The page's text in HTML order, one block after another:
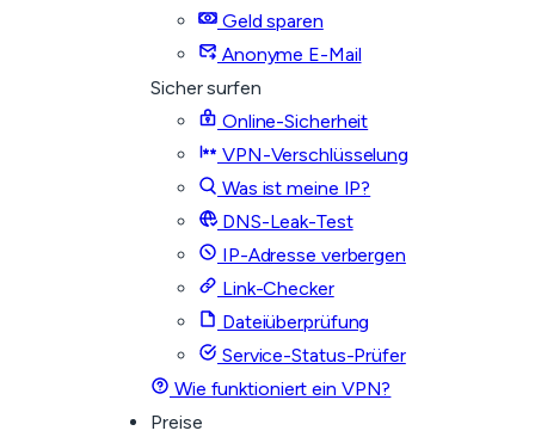
Geld sparen
Anonyme E-Mail
Sicher surfen
Online-Sicherheit
VPN-Verschlüsselung
Was ist meine IP?
DNS-Leak-Test
IP-Adresse verbergen
Link-Checker
Dateiüberprüfung
Service-Status-Prüfer
Wie funktioniert ein VPN?
Preise